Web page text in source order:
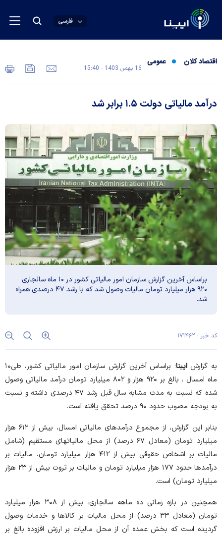
فارسی
اقتصاد کلان عمومی
16 بهمن 1403 - 15:40
درآمد مالیاتی دولت ۱.۵ برابر شد
براساس آخرین گزارش سازمان امور مالیاتی کشور در ۱۰ ماه سالجاری
۹۲۰ هزار میلیارد تومان مالیات وصول شد که با رشد ۴۷ درصدی همراه
شد.
کد خبر : ۱۷۱۴۶۲
به گزارشایبنا
؛ براساس آخرین گزارش سازمان امور مالیاتی کشور، طی۱۰
ماه امسال ، بالغ بر ۹۲۰ هزار و ۸۰۲ میلیارد تومان درآمد مالیاتی وصول
شده که نسبت به مدت مشابه سال قبل رشد ۴۷ درصدی داشته و نسبت
به بودجه مصوب حدود ۹۰ درصد تحقق یافته است.
بنابر این گزارش، از مجموع درآمد‌های مالیاتی امسال، بیش از ۶۱۲ هزار
میلیارد تومان (معادل ۶۷ درصد) از محل مالیات‏های مستقیم (شامل
مالیات بر اشخاص حقوقی بیش از ۴۱۲ هزار میلیارد تومان، مالیات بر
درآمد‌ها حدود ۱۷۷ هزار میلیارد تومان و مالیات بر ثروت بیش از ۲۳ هزار
میلیارد تومان) است.
همچنین در بازه زمانی ده ماهه سال‏جاری، بیش از ۳۰۸ هزار میلیارد
تومان (معادل ۳۳ درصد) از محل مالیات بر کالا‌ها و خدمات وصول
گردیده است که بخش عمده آن از محل مالیات بر ارزش افزوده بالغ بر